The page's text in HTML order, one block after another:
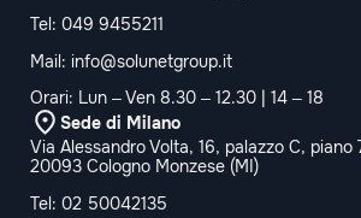
Tel: 049 9455211
Mail: info@solunetgroup.it
Orari: Lun – Ven 8.30 – 12.30 | 14 – 18
Sede di Milano
Via Alessandro Volta, 16, palazzo C, piano
20093 Cologno Monzese (MI)
Tel: 02 50042135